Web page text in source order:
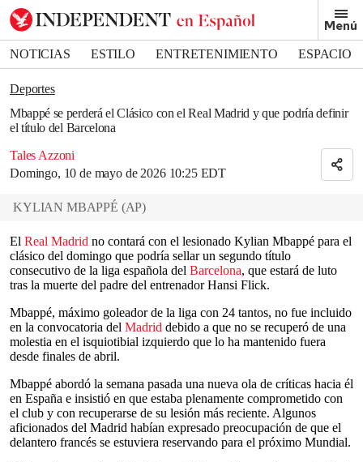
Menú
NOTICIAS ESTILO ENTRETENIMIENTO
ESPACIO
DEPORTES
Deportes
Mbappé se perderá el Clásico con el Real Madrid y que podría definir
el título del Barcelona
Tales Azzoni
Domingo, 10 de mayo de 2026 10:25 EDT
Bookmark popover
Removed from bookmarks
Close popover
KYLIAN MBAPPÉ (AP)
El Real Madrid no contará con el lesionado Kylian Mbappé para el
clásico del domingo que podría sellar un segundo título
consecutivo de la liga española del Barcelona, que estará de luto
tras la muerte del padre del entrenador Hansi Flick.
Mbappé, máximo goleador de la liga con 24 tantos, no fue incluido
en la convocatoria del Madrid debido a que no se recuperó de una
molestia en el isquiotibial izquierdo que lo ha mantenido fuera
desde finales de abril.
Mbappé abordó la semana pasada una nueva ola de críticas hacia él
en España e insistió en que estaba plenamente comprometido con
el club y con recuperarse de su lesión más reciente. Algunos
aficionados del Madrid habían expresado preocupación de que el
delantero francés se estuviera reservando para el próximo Mundial.